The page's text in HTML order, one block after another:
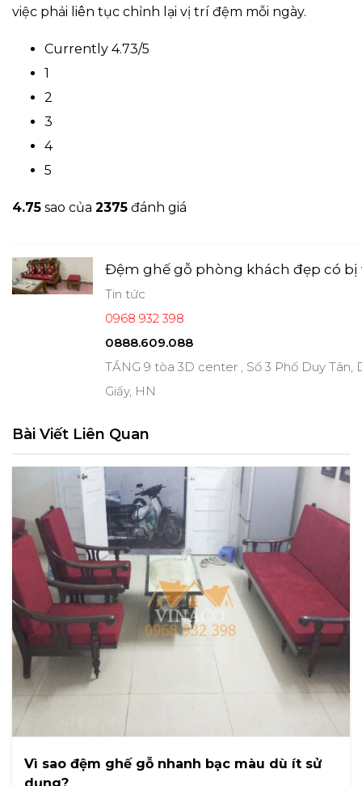
việc phải liên tục chỉnh lại vị trí đệm mỗi ngày.
Currently 4.73/5
1
2
3
4
5
4.75 sao của 2375 đánh giá
Đệm ghế gỗ phòng khách đẹp có
Tin tức
0968 932 398
0888.609.088
TẦNG 9 tòa 3D center , Số 3 Phố Duy Tân,
Giấy, HN
Bài Viết Liên Quan
Vì sao đệm ghế gỗ nhanh bạc màu dù ít sử